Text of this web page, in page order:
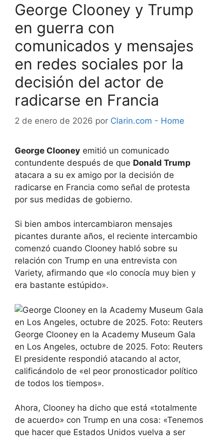
George Clooney y Trump
en guerra con
comunicados y mensajes
en redes sociales por la
decisión del actor de
radicarse en Francia
2 de enero de 2026 por Clarin.com - Home
George Clooney emitió un comunicado
contundente después de que Donald Trump
atacara a su ex amigo por la decisión de
radicarse en Francia como señal de protesta
por sus medidas de gobierno.
Si bien ambos intercambiaron mensajes
picantes durante años, el reciente intercambio
comenzó cuando Clooney habló sobre su
relación con Trump en una entrevista con
Variety, afirmando que «lo conocía muy bien y
era bastante estúpido».
George Clooney en la Academy Museum Gala
en Los Angeles, octubre de 2025. Foto: Reuters
El presidente respondió atacando al actor,
calificándolo de «el peor pronosticador político
de todos los tiempos».
Ahora, Clooney ha dicho que está «totalmente
de acuerdo» con Trump en una cosa: «Tenemos
que hacer que Estados Unidos vuelva a ser